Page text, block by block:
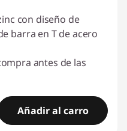
con diseño de
barra en T de acero
antes de las
Añadir al carro